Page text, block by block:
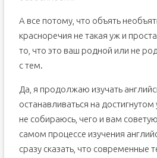
4. Ищите собеседника
5. Отслеживайте свои
6. Не делайте больших
Как бесплатно выучить
Учебные материалы
Дополнительные ресурсы
Выбор редакции: ТОП-15 «лучших
А все потому, что объять
красноречия не такая уж и
то, что это ваш родной или не
с тем.
Да, я продолжаю изучать
останавливаться на
не собираюсь, чего и вам
самом процессе изучения
сразу сказать, что современные